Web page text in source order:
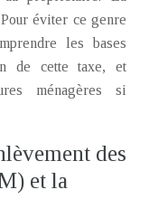
éviter ce genre
les bases
de cette taxe, et
ménagères si
des
et la